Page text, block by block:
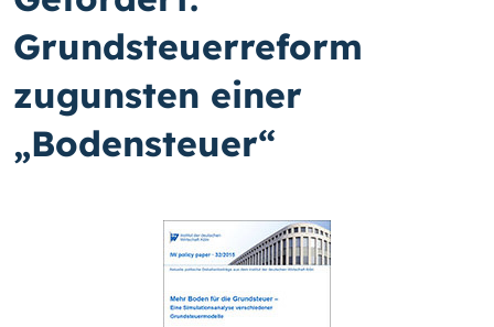
Grundsteuerreform
zugunsten einer
„Bodensteuer“